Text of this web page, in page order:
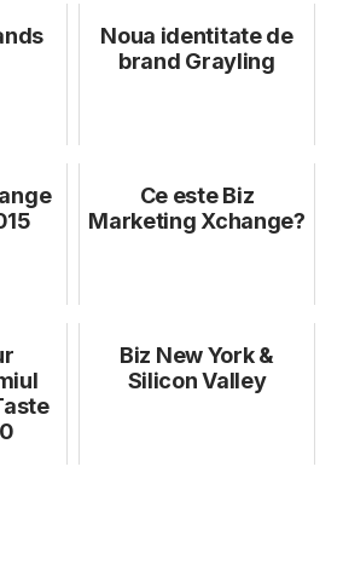
Noua identitate de
brand Grayling
Ce este Biz
Marketing Xchange?
Biz New York &
Silicon Valley